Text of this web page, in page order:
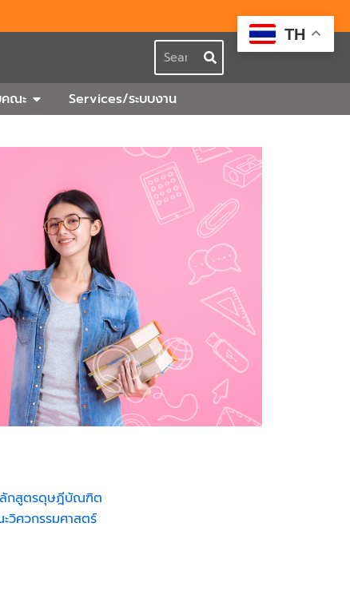
Search
คณะ Open เกี่ยวกับคณะ
Services/ระบบงาน
หลักสูตรดุษฎีบัณฑิต
วิศวกรรมศาสตร์
TH